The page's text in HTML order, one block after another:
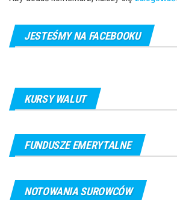
JESTEŚMY NA FACEBOOKU
KURSY WALUT
FUNDUSZE EMERYTALNE
NOTOWANIA SUROWCÓW